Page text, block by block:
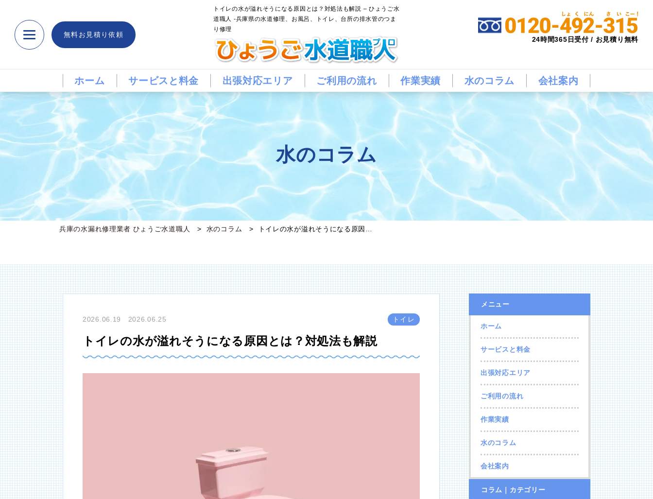
無料お見積り依頼
トイレの水が溢れそうになる原因とは？対処法も解説 – ひょうご水
道職人 -兵庫県の水道修理、お風呂、トイレ、台所の排水管のつま
り修理
24時間365日受付 / お見積り無料
ホーム サービスと料金 出張対応エリア ご利用の流れ 作業実績 水のコラム 会社案内
水のコラム
兵庫の水漏れ修理業者 ひょうご水道職人 水のコラム トイレの水が溢れそうになる原因…
2026.06.19 2026.06.25 トイレ
トイレの水が溢れそうになる原因とは？対処法も解説
メニュー
ホーム
サービスと料金
出張対応エリア
ご利用の流れ
作業実績
水のコラム
会社案内
コラム｜カテゴリー